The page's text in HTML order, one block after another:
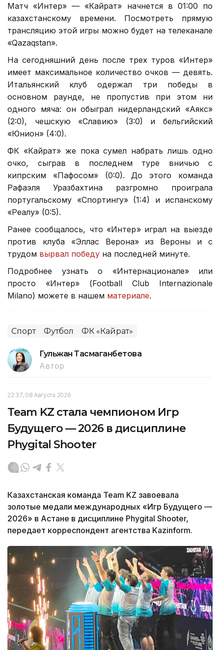
Матч «Интер» — «Кайрат» начнется в 01:00 по
казахстанскому времени. Посмотреть прямую
трансляцию этой игры можно будет на телеканале
«Qazaqstan».
На сегодняшний день после трех туров «Интер»
имеет максимальное количество очков — девять.
Итальянский клуб одержал три победы в
основном раунде, не пропустив при этом ни
одного мяча: он обыграл нидерландский «Аякс»
(2:0), чешскую «Славию» (3:0) и бельгийский
«Юнион» (4:0).
ФК «Кайрат» же пока сумел набрать лишь одно
очко, сыграв в последнем туре вничью с
кипрским «Пафосом» (0:0). До этого команда
Рафаэля Уразбахтина разгромно проиграла
португальскому «Спортингу» (1:4) и испанскому
«Реалу» (0:5).
Ранее сообщалось, что «Интер» играл на выезде
против клуба «Эллас Верона» из Вероны и с
трудом вырвал победу на последней минуте.
Подробнее узнать о «Интернационале» или
просто «Интер» (Football Club Internazionale
Milano) можете в нашем материале.
Спорт Футбол ФК «Кайрат»
Гульжан Тасмаганбетова
Автор
22:37, 08 Августа 2026
Team KZ стала чемпионом Игр
Будущего — 2026 в дисциплине
Phygital Shooter
Казахстанская команда Team KZ завоевала
золотые медали международных «Игр Будущего —
2026» в Астане в дисциплине Phygital Shooter,
передает корреспондент агентства Kazinform.